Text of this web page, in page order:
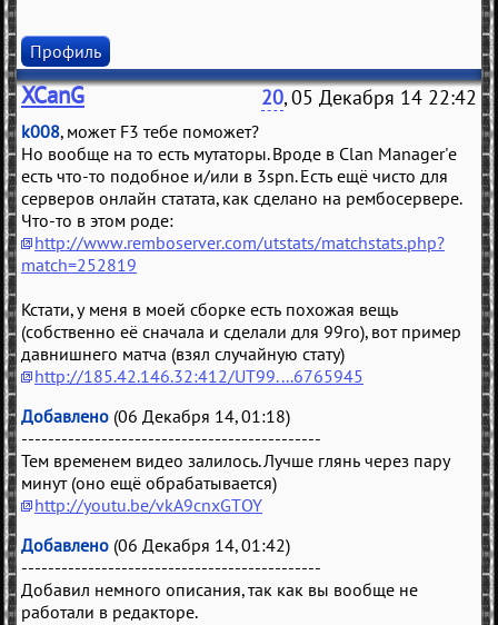
Профиль
XCanG 20, 05 Декабря 14 22:42
k008, может F3 тебе поможет?
Но вообще на то есть мутаторы. Вроде в Clan Manager'е
есть что-то подобное и/или в 3spn. Есть ещё чисто для
серверов онлайн статата, как сделано на рембосервере.
Что-то в этом роде:
http://www.remboserver.com/utstats/matchstats.php?
match=252819
Кстати, у меня в моей сборке есть похожая вещь
(собственно её сначала и сделали для 99го), вот пример
давнишнего матча (взял случайную стату)
http://185.42.146.32:412/UT99....6765945
Добавлено (06 Декабря 14, 01:18)
---------------------------------------------
Тем временем видео залилось. Лучше глянь через пару
минут (оно ещё обрабатывается)
http://youtu.be/vkA9cnxGTOY
Добавлено (06 Декабря 14, 01:42)
---------------------------------------------
Добавил немного описания, так как вы вообще не
работали в редакторе.